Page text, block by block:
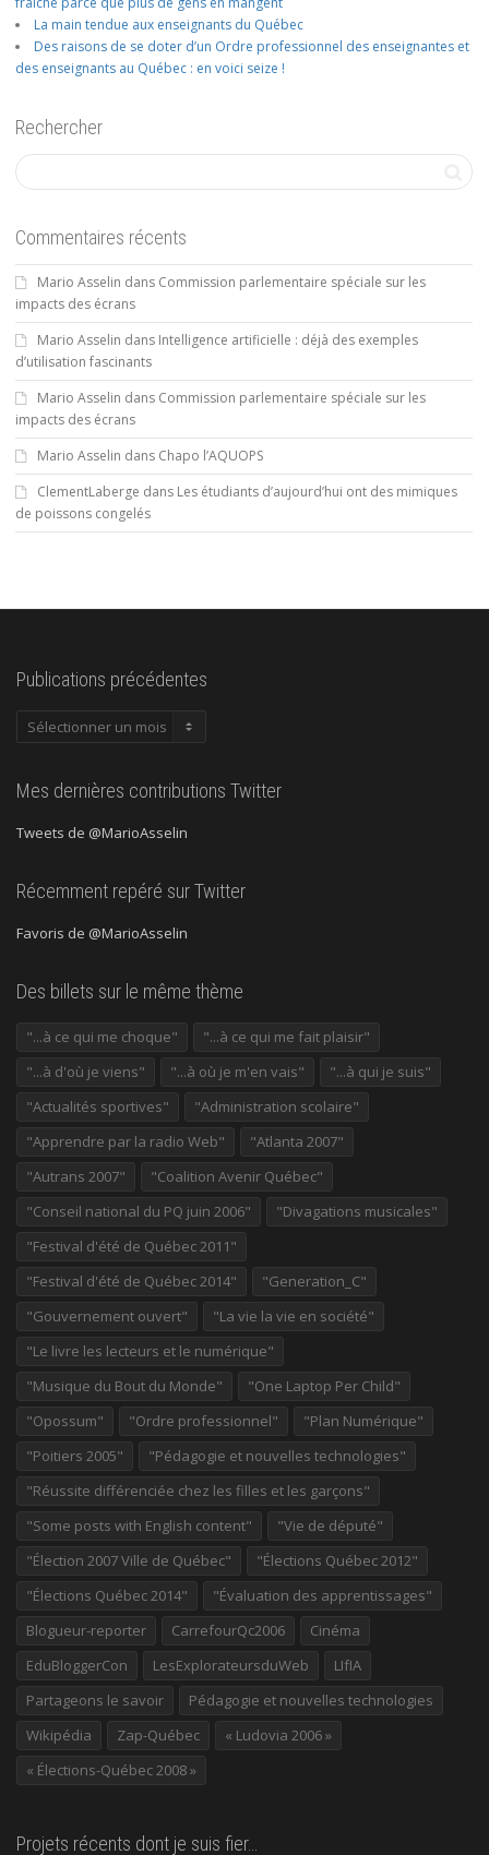
La main tendue aux enseignants du Québec
Des raisons de se doter d’un Ordre professionnel des enseignantes et
des enseignants au Québec : en voici seize !
Rechercher
Commentaires récents
Mario Asselin dans Commission parlementaire spéciale sur les
impacts des écrans
Mario Asselin dans Intelligence artificielle : déjà des exemples
d’utilisation fascinants
Mario Asselin dans Commission parlementaire spéciale sur les
impacts des écrans
Mario Asselin dans Chapo l’AQUOPS
ClementLaberge dans Les étudiants d’aujourd’hui ont des mimiques
de poissons congelés
Publications précédentes
Publications
Mes dernières contributions Twitter
Tweets de @MarioAsselin
Récemment repéré sur Twitter
Favoris de @MarioAsselin
Des billets sur le même thème
"...à ce qui me choque"
"...à ce qui me fait plaisir"
"...à d'où je viens"
"...à où je m'en vais"
"...à qui je suis"
"Actualités sportives"
"Administration scolaire"
"Apprendre par la radio Web"
"Atlanta 2007"
"Autrans 2007"
"Coalition Avenir Québec"
"Conseil national du PQ juin 2006"
"Divagations musicales"
"Festival d'été de Québec 2011"
"Festival d'été de Québec 2014"
"Generation_C"
"Gouvernement ouvert"
"La vie la vie en société"
"Le livre les lecteurs et le numérique"
"Musique du Bout du Monde"
"One Laptop Per Child"
"Opossum"
"Ordre professionnel"
"Plan Numérique"
"Poitiers 2005"
"Pédagogie et nouvelles technologies"
"Réussite différenciée chez les filles et les garçons"
"Some posts with English content"
"Vie de député"
"Élection 2007 Ville de Québec"
"Élections Québec 2012"
"Élections Québec 2014"
"Évaluation des apprentissages"
Blogueur-reporter
CarrefourQc2006
Cinéma
EduBloggerCon
LesExplorateursduWeb
LIfIA
Partageons le savoir
Pédagogie et nouvelles technologies
Wikipédia
Zap-Québec
« Ludovia 2006 »
« Élections-Québec 2008 »
Projets récents dont je suis fier…